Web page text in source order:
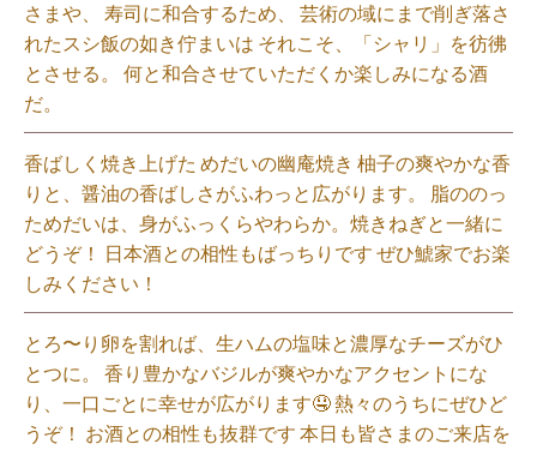
さまや、 寿司に和合するため、 芸術の域にまで削ぎ落さ
れたスシ飯の如き佇まいは それこそ、「シャリ」を彷彿
とさせる。 何と和合させていただくか楽しみになる酒
だ。⁡
香ばしく焼き上げた めだいの幽庵焼き 柚子の爽やかな香
りと、醤油の香ばしさがふわっと広がります。 脂ののっ
ためだいは、身がふっくらやわらか。焼きねぎと一緒に
どうぞ！ 日本酒との相性もばっちりです ぜひ鯱家でお楽
しみください！⁡
とろ〜り卵を割れば、生ハムの塩味と濃厚なチーズがひ
とつに。 香り豊かなバジルが爽やかなアクセントにな
り、一口ごとに幸せが広がります🤤 熱々のうちにぜひど
うぞ！ お酒との相性も抜群です 本日も皆さまのご来店を